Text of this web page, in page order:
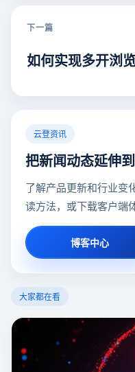
下一篇
如何实现多开浏
云登资讯
把新闻动态延伸
了解产品更新和行业变
读方法，或下载客户端
博客中心
大家都在看